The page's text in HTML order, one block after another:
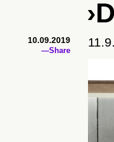
10.09.2019
—Share